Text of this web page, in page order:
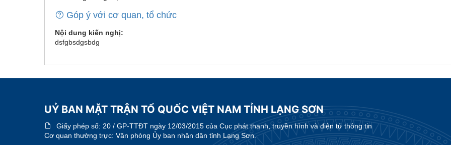
Góp ý với cơ quan, tổ chức
Nội dung kiến nghị:
dsfgbsdgsbdg
UỶ BAN MẶT TRẬN TỔ QUỐC VIỆT NAM TỈNH LẠNG SƠN
Giấy phép số: 20 / GP-TTĐT ngày 12/03/2015 của Cục phát thanh, truyền hình và điện tử thông tin
Cơ quan thường trực: Văn phòng Ủy ban nhân dân tỉnh Lạng Sơn.